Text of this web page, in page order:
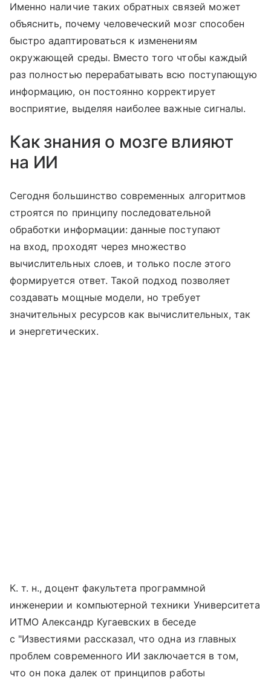
Именно наличие таких обратных связей может
объяснить, почему человеческий мозг способен
быстро адаптироваться к изменениям
окружающей среды. Вместо того чтобы каждый
раз полностью перерабатывать всю поступающую
информацию, он постоянно корректирует
восприятие, выделяя наиболее важные сигналы.
Как знания о мозге влияют
на ИИ
Сегодня большинство современных алгоритмов
строятся по принципу последовательной
обработки информации: данные поступают
на вход, проходят через множество
вычислительных слоев, и только после этого
формируется ответ. Такой подход позволяет
создавать мощные модели, но требует
значительных ресурсов как вычислительных, так
и энергетических.
К. т. н., доцент факультета программной
инженерии и компьютерной техники Университета
ИТМО Александр Кугаевских в беседе
с "Известиями рассказал, что одна из главных
проблем современного ИИ заключается в том,
что он пока далек от принципов работы